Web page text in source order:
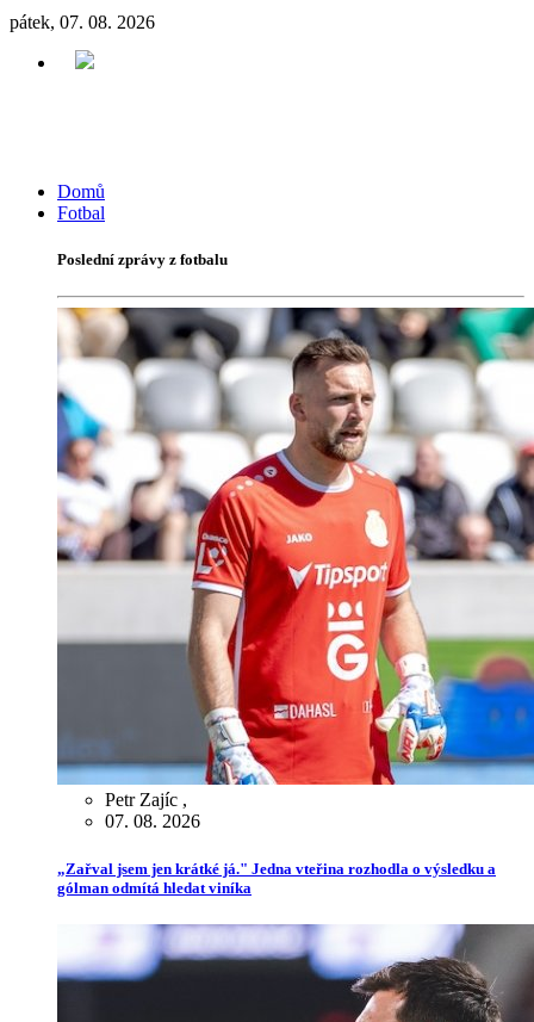
pátek, 07. 08. 2026
Domů
Fotbal
Poslední zprávy z fotbalu
Petr Zajíc ,
07. 08. 2026
„Zařval jsem jen krátké já." Jedna vteřina rozhodla o výsledku a
gólman odmítá hledat viníka